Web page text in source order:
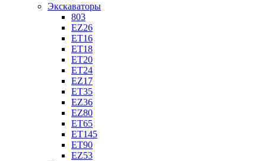
Экскаваторы
803
EZ26
ET16
ET18
ET20
ET24
EZ17
ET35
EZ36
EZ80
ET65
ET145
ET90
EZ53